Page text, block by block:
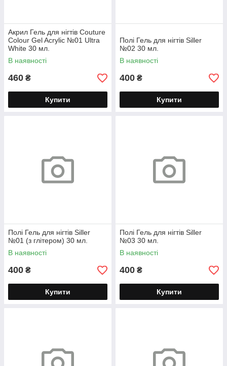
Акрил Гель для нігтів Couture
Colour Gel Acrylic №01 Ultra
White 30 мл.
В наявності
460 ₴
Купити
Полі Гель для нігтів Siller
№02 30 мл.
В наявності
400 ₴
Купити
Полі Гель для нігтів Siller
№01 (з глітером) 30 мл.
В наявності
400 ₴
Купити
Полі Гель для нігтів Siller
№03 30 мл.
В наявності
400 ₴
Купити